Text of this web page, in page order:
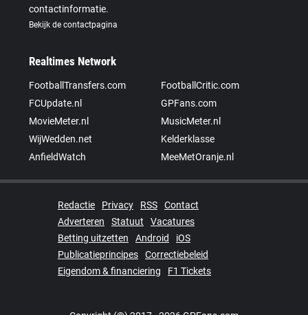
contactinformatie.
Bekijk de contactpagina
Realtimes Network
FootballTransfers.com
FootballCritic.com
FCUpdate.nl
GPFans.com
MovieMeter.nl
MusicMeter.nl
WijWedden.net
Kelderklasse
AnfieldWatch
MeeMetOranje.nl
Redactie Privacy RSS
Contact
Adverteren
Statuut
Vacatures
Betting uitzetten
Android
iOS
Publicatieprincipes
Correctiebeleid
Eigendom & financiering
F1 Tickets